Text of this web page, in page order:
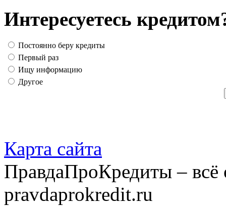
Интересуетесь
Постоянно беру кредиты
Первый раз
Ищу информацию
Другое
Карта сайта
ПравдаПроКредиты –
pravdaprokredit.ru